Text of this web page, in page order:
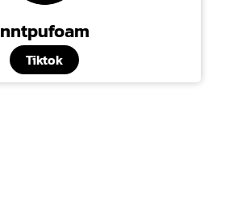
nntpufoam
Tiktok